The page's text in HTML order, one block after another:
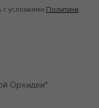
условиями Политики
Орхидеи"